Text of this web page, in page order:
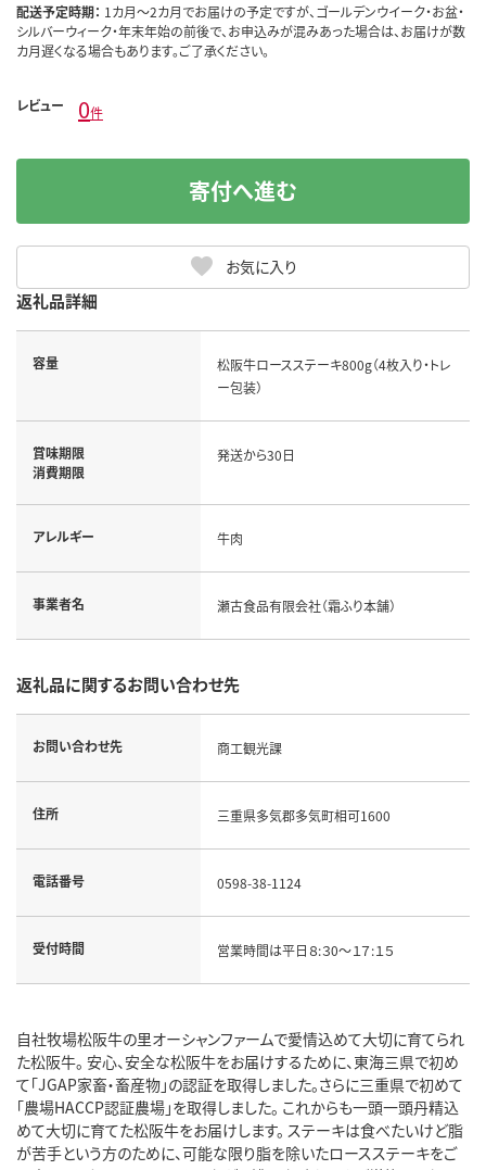
配送予定時期： 1カ月～2カ月でお届けの予定ですが、ゴールデンウイーク・お盆・
シルバーウィーク・年末年始の前後で、お申込みが混みあった場合は、お届けが数
カ月遅くなる場合もあります。ご了承ください。
レビュー 0件
お気に入り
寄付へ進む
返礼品詳細
容量
松阪牛ロースステーキ800g（4枚入り・トレ
ー包装）
賞味期限
消費期限
発送から30日
アレルギー 牛肉
事業者名 瀬古食品有限会社（霜ふり本舗）
返礼品に関するお問い合わせ先
お問い合わせ先 商工観光課
住所 三重県多気郡多気町相可1600
電話番号 0598-38-1124
受付時間 営業時間は平日８:３0～１７:１５
自社牧場松阪牛の里オーシャンファームで愛情込めて大切に育てられ
た松阪牛。 安心、安全な松阪牛をお届けするために、東海三県で初め
て「JGAP家畜・畜産物」の認証を取得しました。さらに三重県で初めて
「農場HACCP認証農場」を取得しました。 これからも一頭一頭丹精込
めて大切に育てた松阪牛をお届けします。 ステーキは食べたいけど脂
が苦手という方のために、可能な限り脂を除いたロースステーキをご